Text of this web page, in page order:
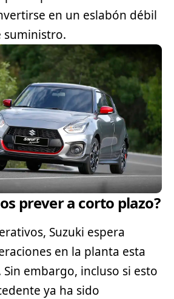
en un eslabón débil
suministro.
prever a corto plazo?
Suzuki espera
en la planta esta
embargo, incluso si esto
ya ha sido